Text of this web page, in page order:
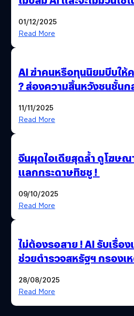
01/12/2025
Read More
AI ฆ่าคนหรือทุนนิยมบีบให้
? ส่องความสิ้นหวังชนชั้นกล
11/11/2025
Read More
จีนผุดไอเดียสุดล้ำ ดูโฆษณ
แลกกระดาษทิชชู !
09/10/2025
Read More
ไม่ต้องรอสาย ! AI รับเรื่อ
ช่วยตำรวจสหรัฐฯ กรองเ
28/08/2025
Read More